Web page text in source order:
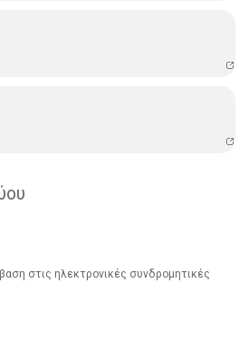
στις ηλεκτρονικές συνδρομητικές